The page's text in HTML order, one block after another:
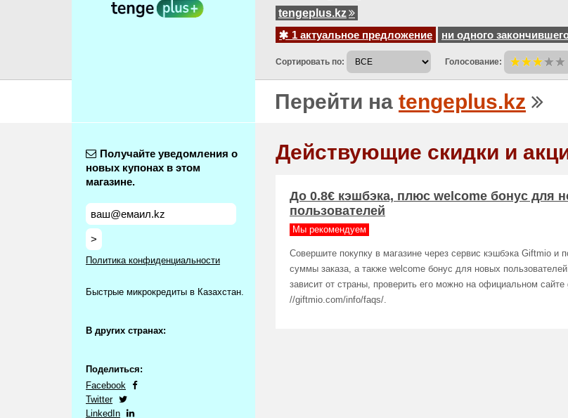
tengeplus.kz
1 актуальное предложение
ни одного
Сортировать по: Голосование:
Перейти на tengeplus.kz
Получайте уведомления о
новых купонах в этом
магазине.
>
Политика конфиденциальности
Быстрые микрокредиты в Казахстан.
В других странах:
Поделиться:
Facebook
Twitter
LinkedIn
Действующие скидки и
До 0.8€ кэшбэка, плюс welcome бонус для
пользователей
Мы рекомендуем
Совершите покупку в магазине через сервис кэшбэка Giftmio и
суммы заказа, а также welcome бонус для новых
зависит от страны, проверить его можно на официальном
//giftmio.com/info/faqs/.